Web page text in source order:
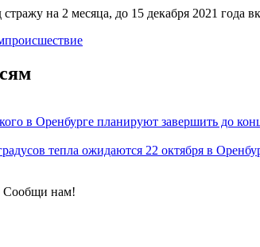
на 2 месяца, до 15 декабря 2021 года
происшествие
в Оренбурге планируют завершить до
тепла ожидаются 22 октября в
Сообщи нам!